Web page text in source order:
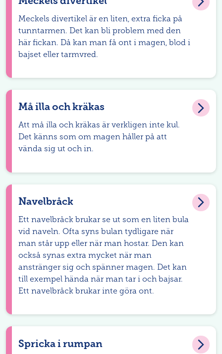
Meckels divertikel är en liten, extra ficka på
tunntarmen. Det kan bli problem med den
här fickan. Då kan man få ont i magen, blod i
bajset eller tarmvred.
Må illa och kräkas
Att må illa och kräkas är verkligen inte kul.
Det känns som om magen håller på att
vända sig ut och in.
Navelbråck
Ett navelbråck brukar se ut som en liten bula
vid naveln. Ofta syns bulan tydligare när
man står upp eller när man hostar. Den kan
också synas extra mycket när man
anstränger sig och spänner magen. Det kan
till exempel hända när man tar i och bajsar.
Ett navelbråck brukar inte göra ont.
Spricka i rumpan